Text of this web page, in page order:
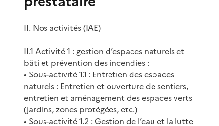
II. Nos activités (IAE)
II.1 Activité 1 : gestion d’espaces naturels et
bâti et prévention des incendies :
• Sous-activité 1.1 : Entretien des espaces
naturels : Entretien et ouverture de sentiers,
entretien et aménagement des espaces verts
(jardins, zones protégées, etc.)
• Sous-activité 1.2 : Gestion de l’eau et la lutte